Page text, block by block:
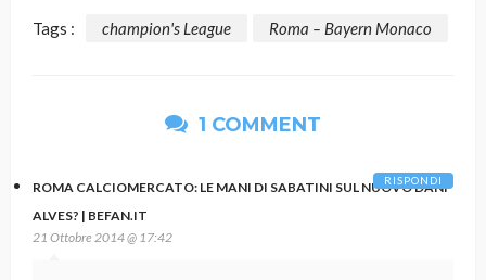
Tags : champion's League Roma – Bayern Monaco
1 COMMENT
ROMA CALCIOMERCATO: LE MANI DI SABATINI SUL NUOVO DANI
ALVES? | BEFAN.IT
21 Ottobre 2014 @ 17:42
RISPONDI